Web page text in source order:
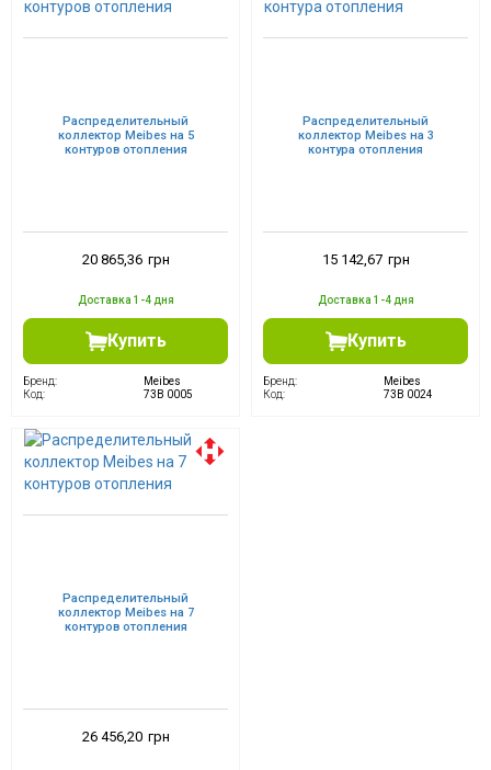
Распределительный
коллектор Meibes на 5
контуров отопления
20 865,36 грн
Доставка 1-4 дня
Купить
Бренд:
Код:
Meibes
73B 0005
Распределительный
коллектор Meibes на 3
контура отопления
15 142,67 грн
Доставка 1-4 дня
Купить
Бренд:
Код:
Meibes
73B 0024
Распределительный
коллектор Meibes на 7
контуров отопления
26 456,20 грн